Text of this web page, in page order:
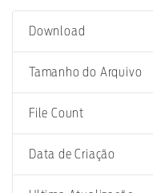
Download
Tamanho do Arquivo
File Count
Data de Criação